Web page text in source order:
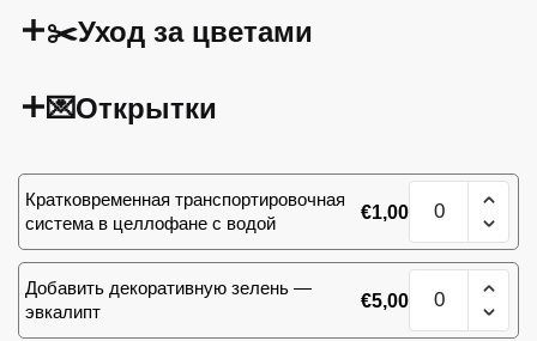
✂️Уход за цветами
💌Открытки
Кратковременная транспортировочная
система в целлофане с водой
€1,00
Количество
товара
Букет
101
желтая
роза
Добавить декоративную зелень —
эвкалипт
€5,00
Количество
товара
Букет